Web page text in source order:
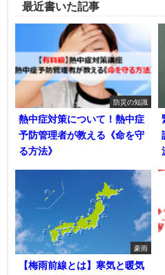
最近書いた記事
防災の知識
熱中症対策について！熱中症
予防管理者が教える《命を守
る方法》
豪雨
【梅雨前線とは】寒気と暖気